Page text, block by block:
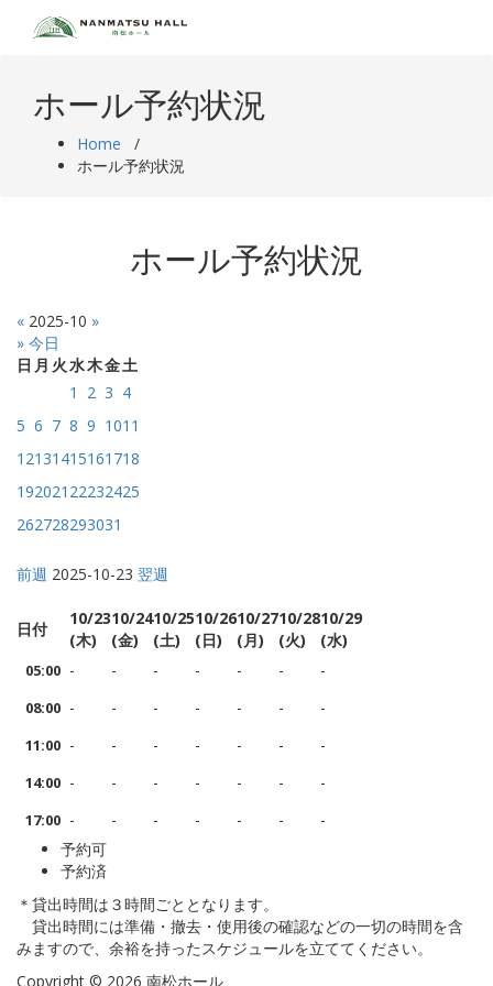
ホール予約状況
Home /
ホール予約状況
ホール予約状況
« 2025-10 »
» 今日
日 月 火水木金土
1
2 3 4
5 6 7 8 9 1011
12131415161718
192021 22232425
262728293031
前週 2025-10-23 翌週
日付
10/23
(木)
10/24
(金)
10/25
(土)
10/26
(日)
10/27
(月)
10/28
(火)
10/29
(水)
05:00 - - - - - - -
08:00 - - - - - - -
11:00 - - - - - - -
14:00 - - - - - - -
17:00 - - - - - -
-
予約可
予約済
＊貸出時間は３時間ごととなります。
貸出時間には準備・撤去・使用後の確認などの一切の時間を含
みますので、余裕を持ったスケジュールを立ててください。
Copyright © 2026 南松ホール